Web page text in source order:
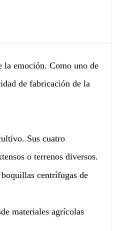
la emoción. Como uno de
de fabricación de la
Sus cuatro
o terrenos diversos.
centrífugas de
materiales agrícolas